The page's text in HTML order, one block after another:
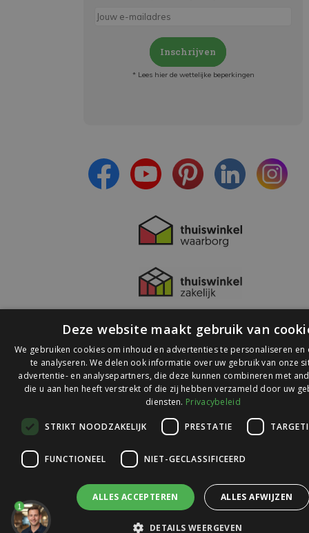
Inschrijven
* Lees hier de wettelijke beperkingen
© 2026 Ledlichtdiscounter.nl
op
Webwinkelkeur
1
Deze website maakt gebruik van
We gebruiken cookies om inhoud en advertenties te personaliseren en
te analyseren. We delen ook informatie over uw gebruik van onze
advertentie- en analysepartners, die deze kunnen combineren met
die u aan hen heeft verstrekt of die zij hebben verzameld door uw
diensten. Privacybeleid
STRIKT NOODZAKELIJK PRESTATIE
FUNCTIONEEL NIET-GECLASSIFICEERD
ALLES ACCEPTEREN ALLES AFWIJZEN
DETAILS WEERGEVEN